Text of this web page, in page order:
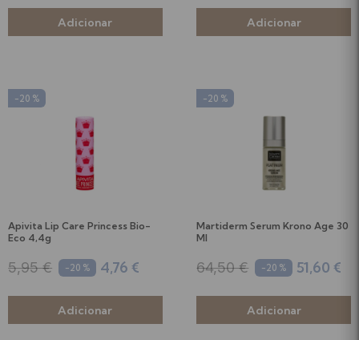
-20 %
Apivita Lip Care Princess Bio-
Eco 4,4g
5,95 € -20 % 4,76 €
-20 %
Martiderm Serum Krono Age 30
Ml
64,50 € -20 % 51,60 €